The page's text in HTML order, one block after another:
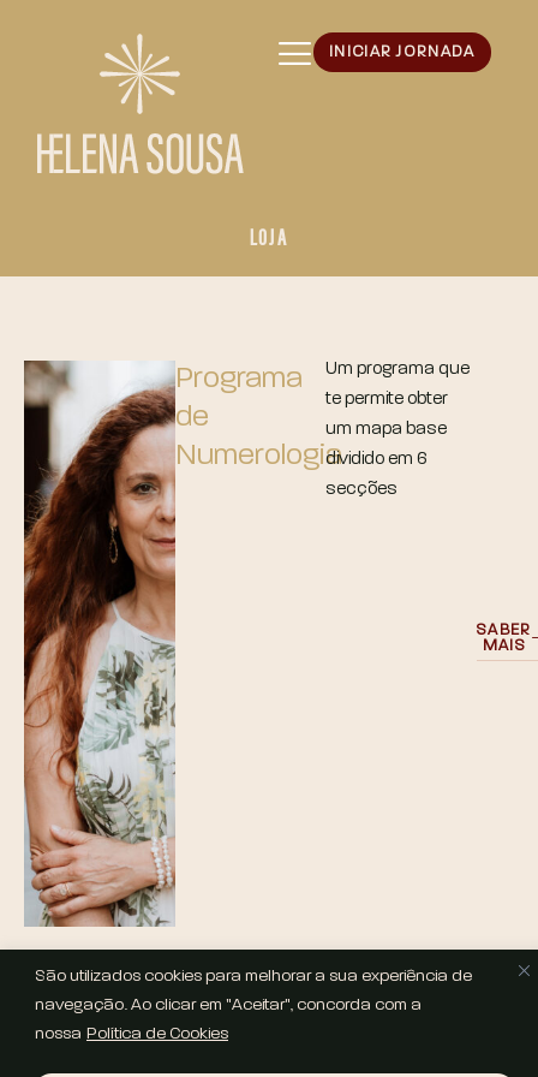
São utilizados cookies para melhorar a sua experiência de
navegação. Ao clicar em "Aceitar", concorda com a
nossa Política de Cookies
INICIAR JORNADA
LOJA
Programa
de
Numerologia
SABER
MAIS
Um programa que
te permite obter
um mapa base
dividido em 6
secções
COPYRIGHT © 2025 HELENA SOUSA | WEBSITE POR